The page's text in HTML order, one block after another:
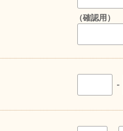
（確認用）
-